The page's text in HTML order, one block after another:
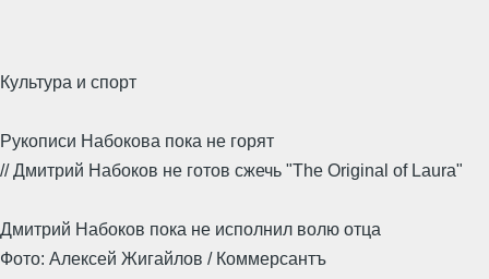
Культура и спорт
Рукописи Набокова пока не горят
// Дмитрий Набоков не готов сжечь "The Original of Laura"
Дмитрий Набоков пока не исполнил волю отца
Фото: Алексей Жигайлов / Коммерсантъ